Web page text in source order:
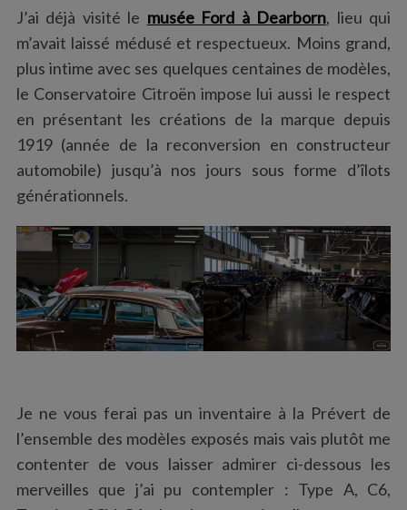
J’ai déjà visité le musée Ford à Dearborn, lieu qui
m’avait laissé médusé et respectueux. Moins grand,
plus intime avec ses quelques centaines de modèles,
le Conservatoire Citroën impose lui aussi le respect
en présentant les créations de la marque depuis
1919 (année de la reconversion en constructeur
automobile) jusqu’à nos jours sous forme d’îlots
générationnels.
Je ne vous ferai pas un inventaire à la Prévert de
l’ensemble des modèles exposés mais vais plutôt me
contenter de vous laisser admirer ci-dessous les
merveilles que j’ai pu contempler : Type A, C6,